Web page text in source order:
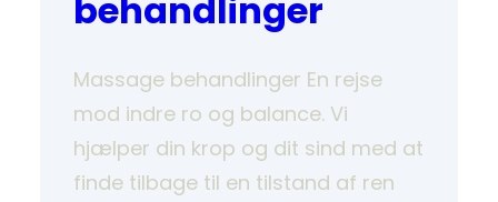
behandlinger
Massage behandlinger En rejse
mod indre ro og balance. Vi
hjælper din krop og dit sind med at
finde tilbage til en tilstand af ren